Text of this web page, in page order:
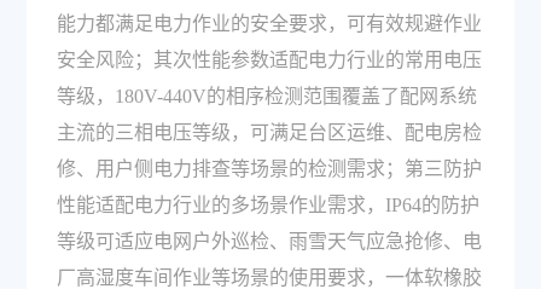
能力都满足电力作业的安全要求，可有效规避作业
安全风险；其次性能参数适配电力行业的常用电压
等级，180V-440V的相序检测范围覆盖了配网系统
主流的三相电压等级，可满足台区运维、配电房检
修、用户侧电力排查等场景的检测需求；第三防护
性能适配电力行业的多场景作业需求，IP64的防护
等级可适应电网户外巡检、雨雪天气应急抢修、电
厂高湿度车间作业等场景的使用要求，一体软橡胶